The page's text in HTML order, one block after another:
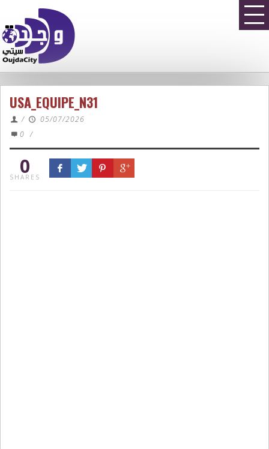
USA_EQUIPE_N31
/
05/07/2026
0 /
0
SHARES